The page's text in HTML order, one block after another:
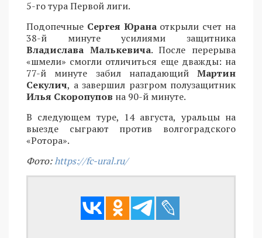
5-го тура Первой лиги.
Подопечные Сергея Юрана открыли счет на
38-й минуте усилиями защитника
Владислава Малькевича. После перерыва
«шмели» смогли отличиться еще дважды: на
77-й минуте забил нападающий Мартин
Секулич, а завершил разгром полузащитник
Илья Скоропупов на 90-й минуте.
В следующем туре, 14 августа, уральцы на
выезде сыграют против волгоградского
«Ротора».
Фото:https://fc-ural.ru/